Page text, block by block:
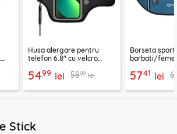
Husa alergare pentru
telefon 6.8" cu velcro
5499 lei 5899 lei
Borseta
barbati/femei
5741 lei
Stick